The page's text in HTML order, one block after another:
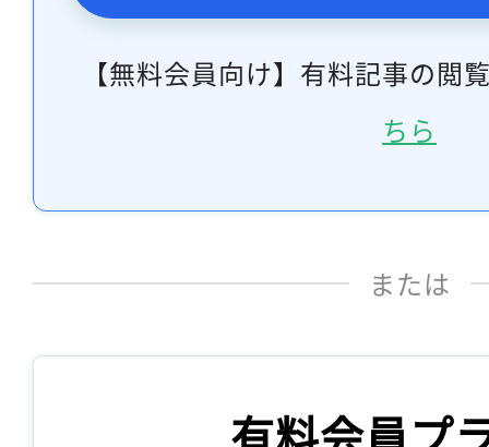
【無料会員向け】有料記事の閲
ちら
または